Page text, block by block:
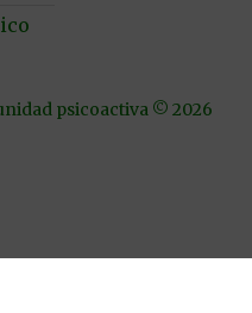
psicoactiva © 2026